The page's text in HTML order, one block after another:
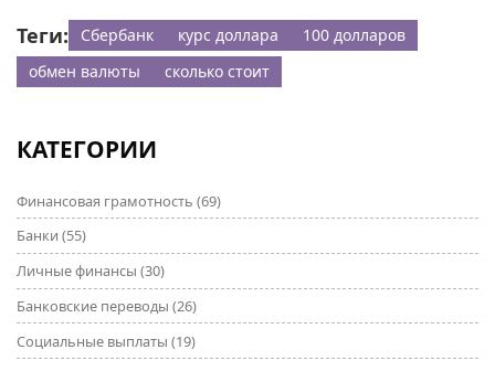
Теги: Сбербанк курс доллара
100 долларов
обмен валюты
сколько стоит
КАТЕГОРИИ
Финансовая грамотность (69)
Банки (55)
Личные финансы (30)
Банковские переводы (26)
Социальные выплаты (19)